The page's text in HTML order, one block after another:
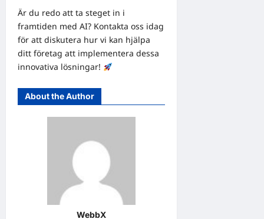
Är du redo att ta steget in i
framtiden med AI? Kontakta oss idag
för att diskutera hur vi kan hjälpa
ditt företag att implementera dessa
innovativa lösningar!
About the Author
WebbX